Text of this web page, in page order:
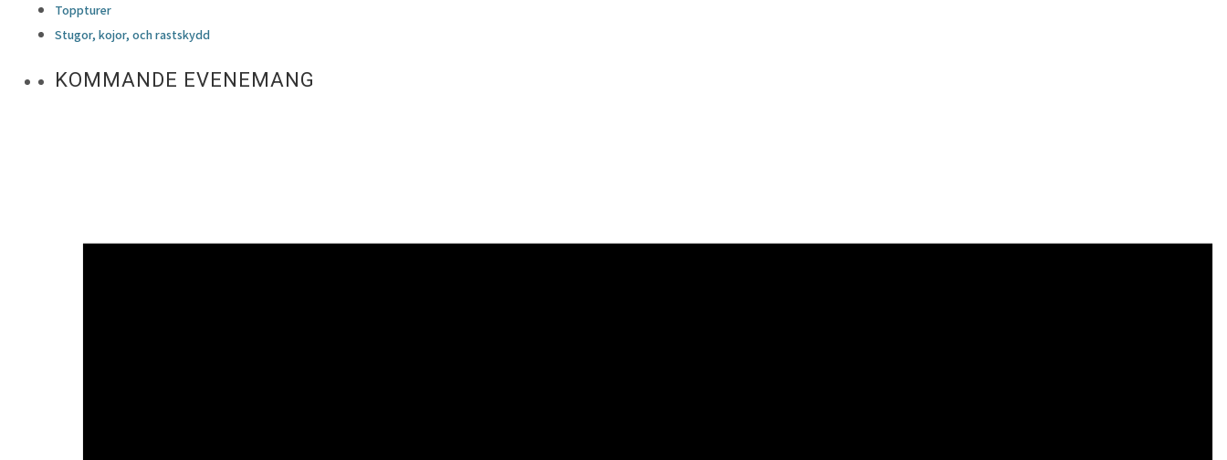
Toppturer
Stugor, kojor, och rastskydd
KOMMANDE EVENEMANG